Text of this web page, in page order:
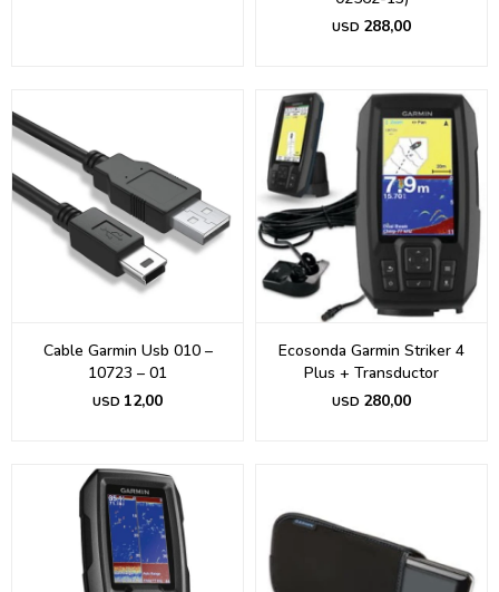
USD 288,00
Cable Garmin Usb 010 –
10723 – 01
USD 12,00
Ecosonda Garmin Striker 4
Plus + Transductor
USD 280,00